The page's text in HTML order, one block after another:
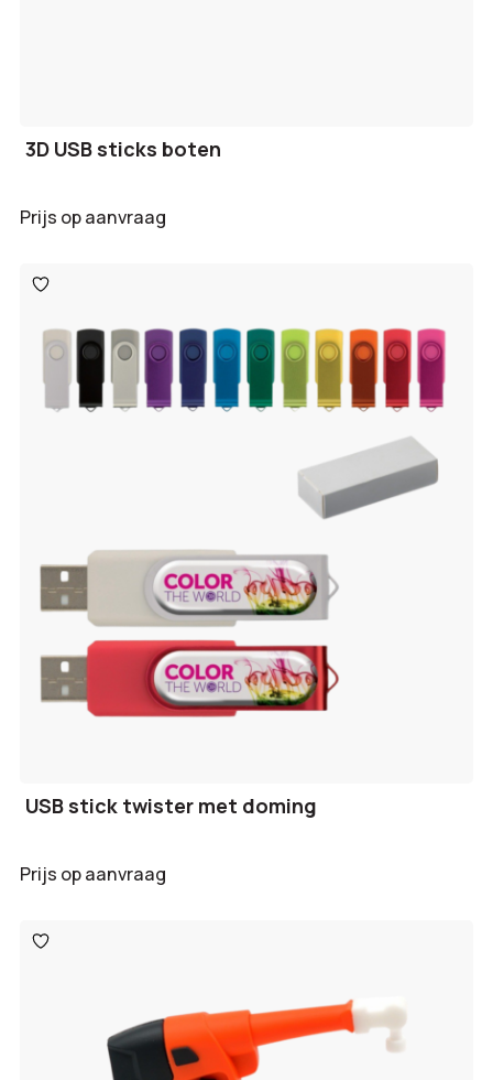
3D USB sticks boten
Prijs op aanvraag
Toevoegen
aan
USB stick twister met doming
Prijs op aanvraag
Toevoegen
aan